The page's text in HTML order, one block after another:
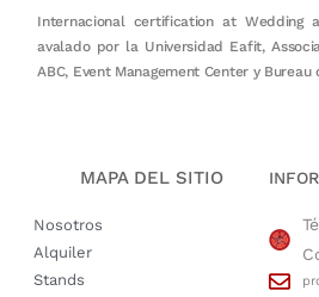
Internacional certification at Wedding
avalado por la Universidad Eafit,
ABC, Event Management Center y Bureau
MAPA DEL SITIO
Nosotros
Alquiler
Stands